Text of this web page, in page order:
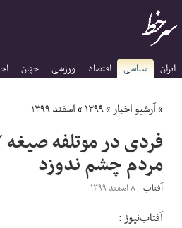
ایران سیاسی اقتصاد ورزشی جهان
»آرشیو اخبار»۱۳۹۹»اسفند ۱۳۹۹
فردی در موتلفه
مردم چشم ندوزد
آفتاب- ۸ اسفند ۱۳۹۹
آفتاب‌‌نیوز :